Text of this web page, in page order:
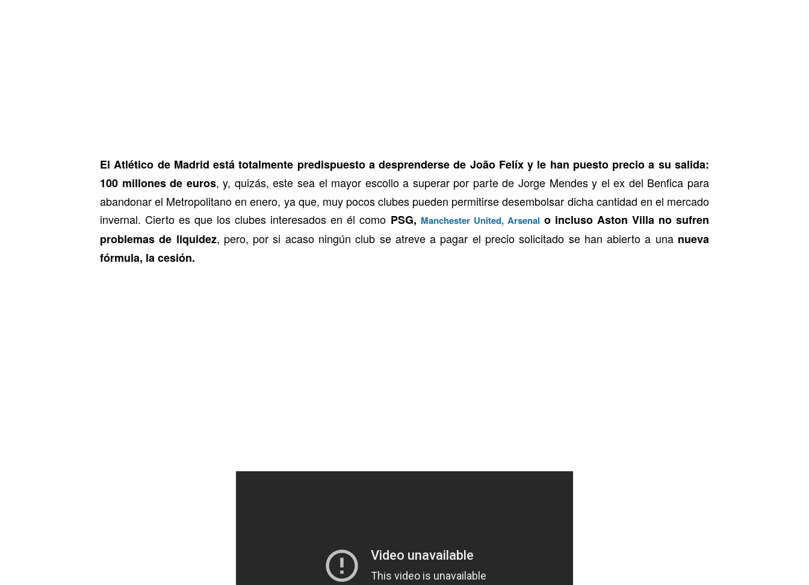
El Atlético de Madrid está totalmente predispuesto a desprenderse de João Felíx y le han puesto precio a su salida:
100 millones de euros, y, quizás, este sea el mayor escollo a superar por parte de Jorge Mendes y el ex del Benfica para
abandonar el Metropolitano en enero, ya que, muy pocos clubes pueden permitirse desembolsar dicha cantidad en el mercado
invernal. Cierto es que los clubes interesados en él como PSG, Manchester United, Arsenal o incluso Aston Villa no sufren
problemas de liquidez, pero, por si acaso ningún club se atreve a pagar el precio solicitado se han abierto a unanueva
fórmula, la cesión.